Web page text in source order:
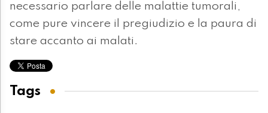
necessario parlare delle malattie tumorali,
come pure vincere il pregiudizio e la paura di
stare accanto ai malati.
Tags